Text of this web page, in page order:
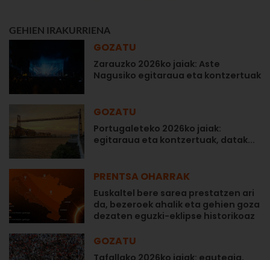
GEHIEN IRAKURRIENA
GOZATU
Zarauzko 2026ko jaiak: Aste
Nagusiko egitaraua eta kontzertuak
GOZATU
Portugaleteko 2026ko jaiak:
egitaraua eta kontzertuak, datak...
PRENTSA OHARRAK
Euskaltel bere sarea prestatzen ari
da, bezeroek ahalik eta gehien goza
dezaten eguzki-eklipse historikoaz
GOZATU